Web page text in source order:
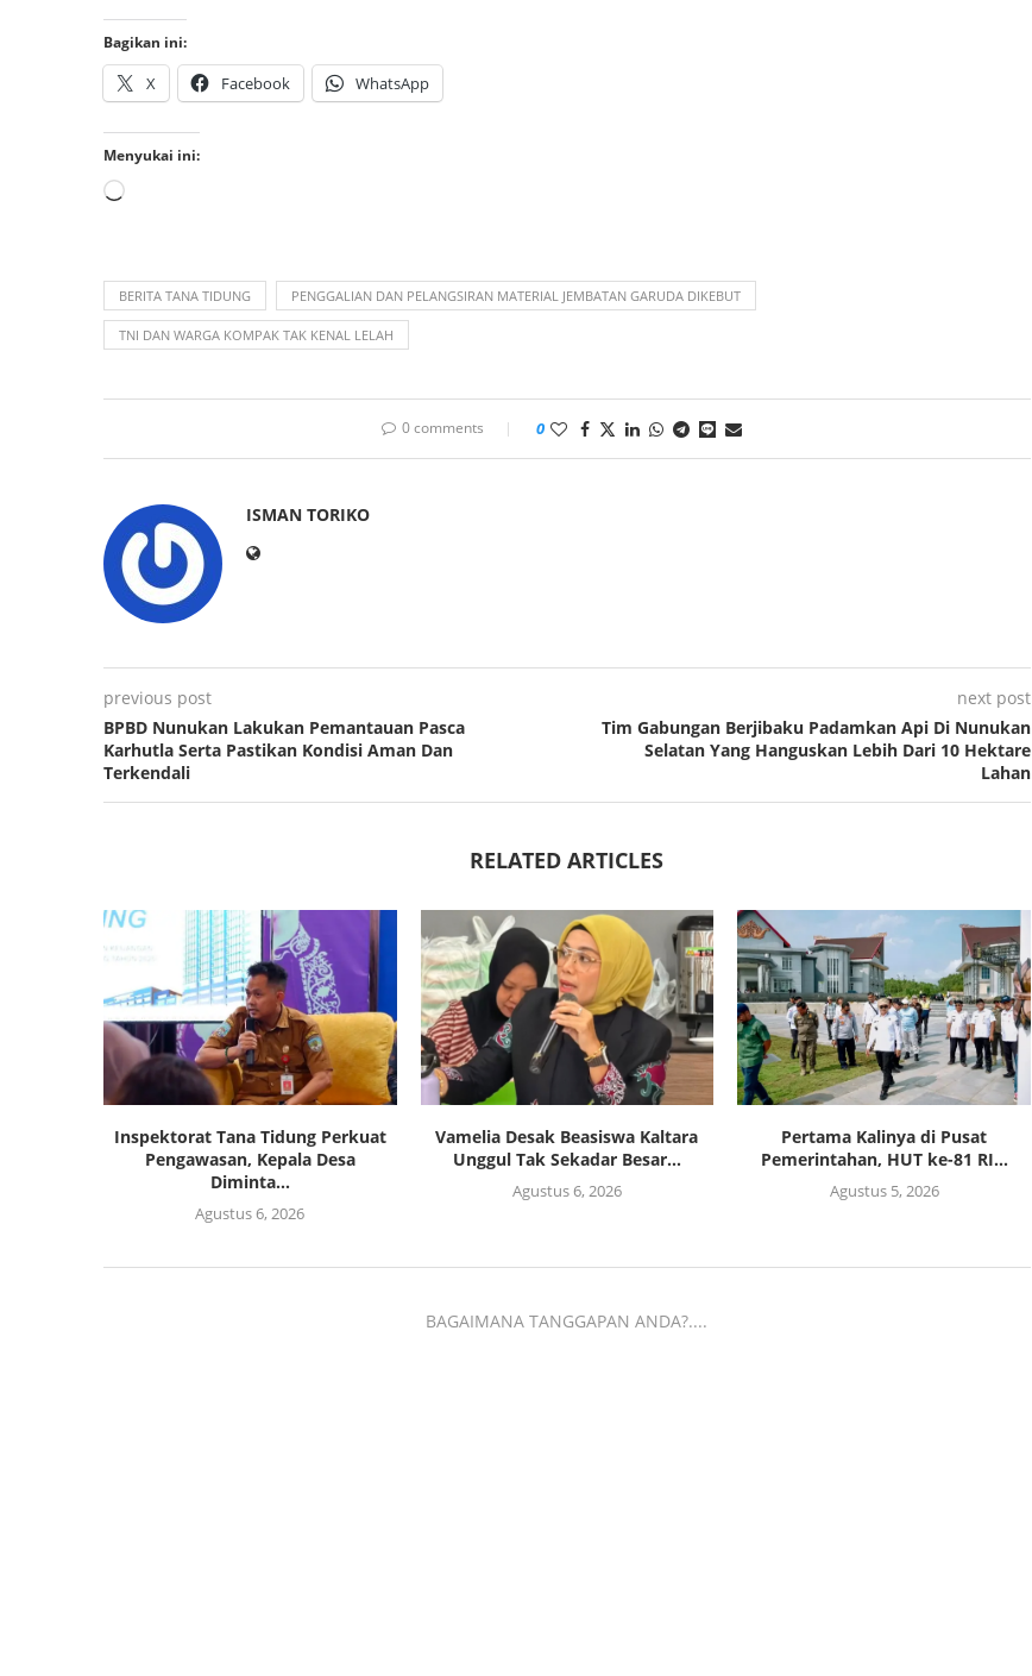
Bagikan ini:
X Facebook WhatsApp
Menyukai ini:
BERITA TANA TIDUNG PENGGALIAN DAN PELANGSIRAN MATERIAL JEMBATAN GARUDA DIKEBUT
TNI DAN WARGA KOMPAK TAK KENAL LELAH
0 comments 0
ISMAN TORIKO
previous post
BPBD Nunukan Lakukan Pemantauan Pasca
Karhutla Serta Pastikan Kondisi Aman Dan
Terkendali
next post
Tim Gabungan Berjibaku Padamkan Api Di Nunukan
Selatan Yang Hanguskan Lebih Dari 10 Hektare
Lahan
RELATED ARTICLES
Inspektorat Tana Tidung Perkuat
Pengawasan, Kepala Desa
Diminta...
Agustus 6, 2026
Vamelia Desak Beasiswa Kaltara
Unggul Tak Sekadar Besar...
Agustus 6, 2026
Pertama Kalinya di Pusat
Pemerintahan, HUT ke-81 RI...
Agustus 5, 2026
BAGAIMANA TANGGAPAN ANDA?....